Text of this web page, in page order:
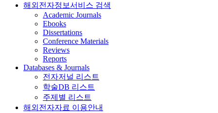
해외전자정보서비스 검색
Academic Journals
Ebooks
Dissertations
Conference Materials
Reviews
Reports
Databases & Journals
전자저널 리스트
학술DB 리스트
주제별 리스트
해외전자자료 이용안내